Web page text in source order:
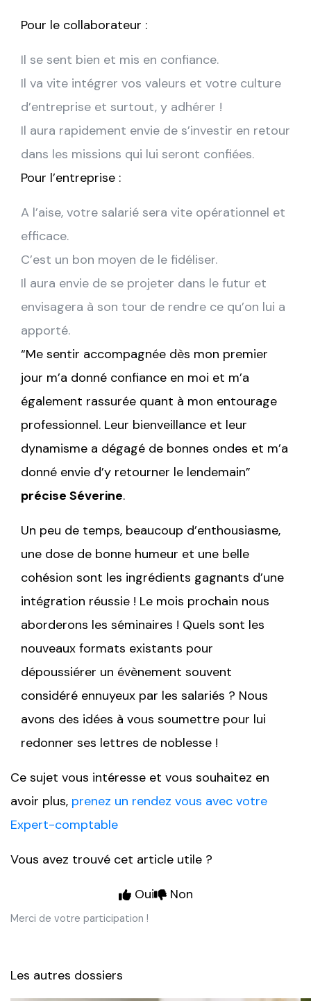
Pour le collaborateur :
Il se sent bien et mis en confiance.
Il va vite intégrer vos valeurs et votre culture
d’entreprise et surtout, y adhérer !
Il aura rapidement envie de s’investir en retour
dans les missions qui lui seront confiées.
Pour l’entreprise :
A l’aise, votre salarié sera vite opérationnel et
efficace.
C’est un bon moyen de le fidéliser.
Il aura envie de se projeter dans le futur et
envisagera à son tour de rendre ce qu’on lui a
apporté.
“Me sentir accompagnée dès mon premier
jour m’a donné confiance en moi et m’a
également rassurée quant à mon entourage
professionnel. Leur bienveillance et leur
dynamisme a dégagé de bonnes ondes et m’a
donné envie d’y retourner le lendemain”
précise Séverine.
Un peu de temps, beaucoup d’enthousiasme,
une dose de bonne humeur et une belle
cohésion sont les ingrédients gagnants d’une
intégration réussie ! Le mois prochain nous
aborderons les séminaires ! Quels sont les
nouveaux formats existants pour
dépoussiérer un évènement souvent
considéré ennuyeux par les salariés ? Nous
avons des idées à vous soumettre pour lui
redonner ses lettres de noblesse !
Ce sujet vous intéresse et vous souhaitez en
avoir plus, prenez un rendez vous avec votre
Expert-comptable
Vous avez trouvé cet article utile ?
Oui Non
Merci de votre participation !
Les autres dossiers